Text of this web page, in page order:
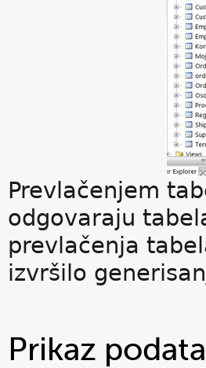
Prevlačenjem
odgovaraju
prevlačenja
izvršilo
Prikaz